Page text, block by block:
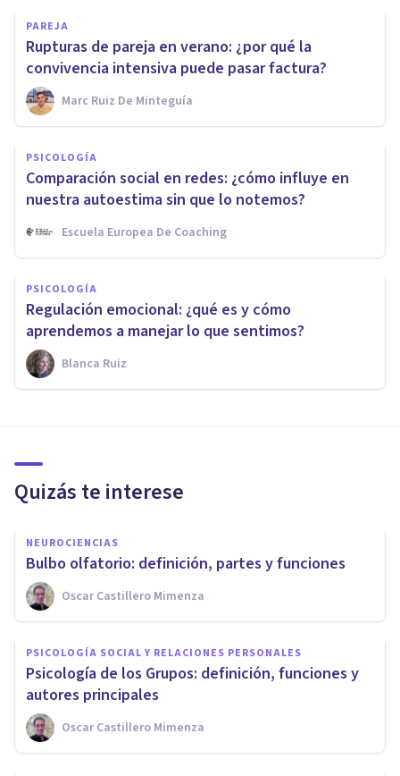
PAREJA
Rupturas de pareja en verano: ¿por qué la
convivencia intensiva puede pasar factura?
Marc Ruiz De Minteguía
PSICOLOGÍA
Comparación social en redes: ¿cómo influye en
nuestra autoestima sin que lo notemos?
Escuela Europea De Coaching
PSICOLOGÍA
Regulación emocional: ¿qué es y cómo
aprendemos a manejar lo que sentimos?
Blanca Ruiz
Quizás te interese
NEUROCIENCIAS
Bulbo olfatorio: definición, partes y funciones
Oscar Castillero Mimenza
PSICOLOGÍA SOCIAL Y RELACIONES PERSONALES
Psicología de los Grupos: definición, funciones y
autores principales
Oscar Castillero Mimenza